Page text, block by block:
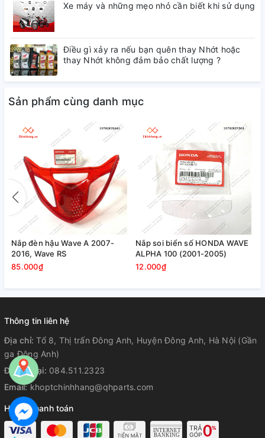
Xe máy và những mẹo nhỏ cần biết khi sử dụng
Điều gì xảy ra nếu bạn quên thay Nhớt hoặc
thay Nhớt không đảm bảo chất lượng ?
Sản phẩm cùng danh mục
Nắp đèn hậu Wave A 2007-
2016, Wave RS
85.000₫
Nắp soi biển số HONDA WAVE
ALPHA 100 (2001-2005)
12.000₫
Thông tin liên hệ
Địa chỉ:Tổ 8, Thị trấn Đông Anh, Huyện Đông Anh, Hà Nội (Gần
ga Đông Anh)
Điện thoại: 084.511.2323
Email:khoptchinhhang@qhparts.com
Hỗ trợ thanh toán